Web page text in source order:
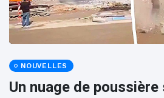
NOUVELLES
Un nuage de